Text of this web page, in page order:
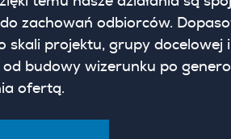
zachowań odbiorców.
skali projektu, grupy docelowej
budowy wizerunku po
ofertą.